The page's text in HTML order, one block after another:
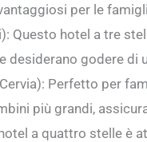
per le
Questo hotel a tre
desiderano godere di
Perfetto per
più grandi,
a quattro stelle è